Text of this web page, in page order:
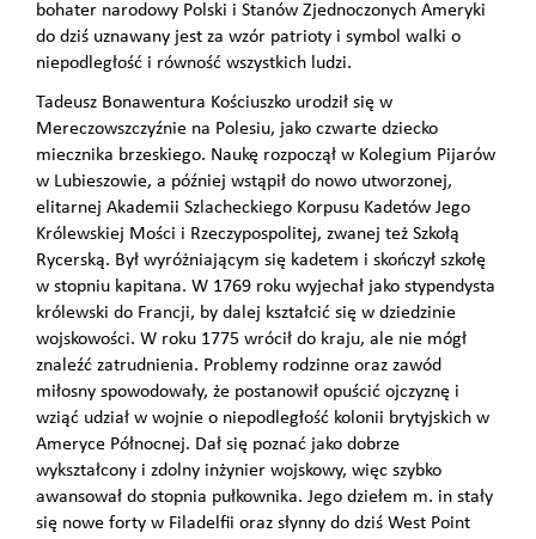
bohater narodowy Polski i Stanów Zjednoczonych Ameryki
do dziś uznawany jest za wzór patrioty i symbol walki o
niepodległość i równość wszystkich ludzi.
Tadeusz Bonawentura Kościuszko urodził się w
Mereczowszczyźnie na Polesiu, jako czwarte dziecko
miecznika brzeskiego. Naukę rozpoczął w Kolegium Pijarów
w Lubieszowie, a później wstąpił do nowo utworzonej,
elitarnej Akademii Szlacheckiego Korpusu Kadetów Jego
Królewskiej Mości i Rzeczypospolitej, zwanej też Szkołą
Rycerską. Był wyróżniającym się kadetem i skończył szkołę
w stopniu kapitana. W 1769 roku wyjechał jako stypendysta
królewski do Francji, by dalej kształcić się w dziedzinie
wojskowości. W roku 1775 wrócił do kraju, ale nie mógł
znaleźć zatrudnienia. Problemy rodzinne oraz zawód
miłosny spowodowały, że postanowił opuścić ojczyznę i
wziąć udział w wojnie o niepodległość kolonii brytyjskich w
Ameryce Północnej. Dał się poznać jako dobrze
wykształcony i zdolny inżynier wojskowy, więc szybko
awansował do stopnia pułkownika. Jego dziełem m. in stały
się nowe forty w Filadelfii oraz słynny do dziś West Point